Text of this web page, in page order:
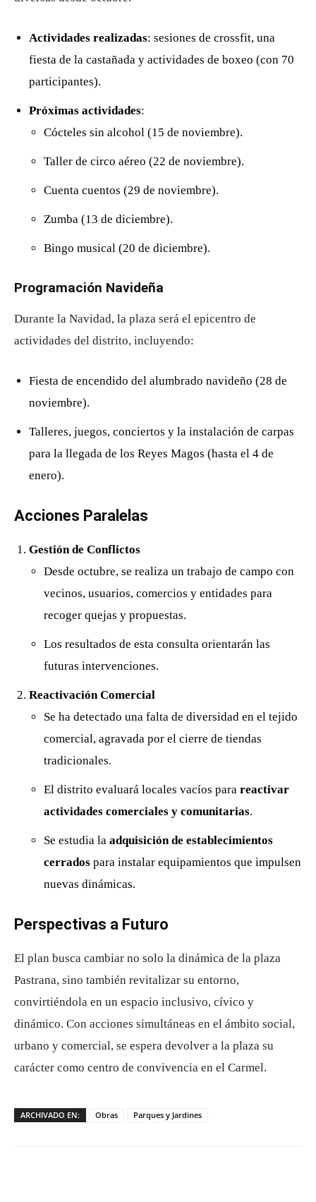
Actividades realizadas: sesiones de crossfit, una
fiesta de la castañada y actividades de boxeo (con 70
participantes).
Próximas actividades:
Cócteles sin alcohol (15 de noviembre).
Taller de circo aéreo (22 de noviembre).
Cuenta cuentos (29 de noviembre).
Zumba (13 de diciembre).
Bingo musical (20 de diciembre).
Programación Navideña
Durante la Navidad, la plaza será el epicentro de
actividades del distrito, incluyendo:
Fiesta de encendido del alumbrado navideño (28 de
noviembre).
Talleres, juegos, conciertos y la instalación de carpas
para la llegada de los Reyes Magos (hasta el 4 de
enero).
Acciones Paralelas
Gestión de Conflictos
Desde octubre, se realiza un trabajo de campo con
vecinos, usuarios, comercios y entidades para
recoger quejas y propuestas.
Los resultados de esta consulta orientarán las
futuras intervenciones.
Reactivación Comercial
Se ha detectado una falta de diversidad en el tejido
comercial, agravada por el cierre de tiendas
tradicionales.
El distrito evaluará locales vacíos para reactivar
actividades comerciales y comunitarias.
Se estudia la adquisición de establecimientos
cerrados para instalar equipamientos que impulsen
nuevas dinámicas.
Perspectivas a Futuro
El plan busca cambiar no solo la dinámica de la plaza
Pastrana, sino también revitalizar su entorno,
convirtiéndola en un espacio inclusivo, cívico y
dinámico. Con acciones simultáneas en el ámbito social,
urbano y comercial, se espera devolver a la plaza su
carácter como centro de convivencia en el Carmel.
ARCHIVADO EN: Obras Parques y Jardines